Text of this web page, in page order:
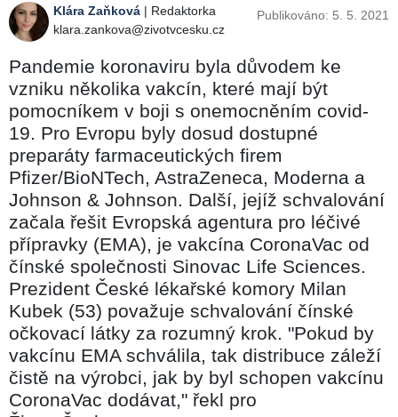
Klára Zaňková | Redaktorka
klara.zankova@zivotvcesku.cz
Publikováno: 5. 5. 2021
Pandemie koronaviru byla důvodem ke
vzniku několika vakcín, které mají být
pomocníkem v boji s onemocněním covid-
19. Pro Evropu byly dosud dostupné
preparáty farmaceutických firem
Pfizer/BioNTech, AstraZeneca, Moderna a
Johnson & Johnson. Další, jejíž schvalování
začala řešit Evropská agentura pro léčivé
přípravky (EMA), je vakcína CoronaVac od
čínské společnosti Sinovac Life Sciences.
Prezident České lékařské komory Milan
Kubek (53) považuje schvalování čínské
očkovací látky za rozumný krok. "Pokud by
vakcínu EMA schválila, tak distribuce záleží
čistě na výrobci, jak by byl schopen vakcínu
CoronaVac dodávat," řekl pro